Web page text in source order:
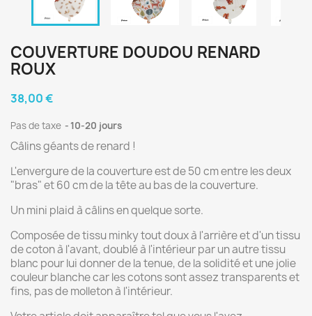
COUVERTURE DOUDOU RENARD
ROUX
38,00 €
Pas de taxe 10-20 jours
Câlins géants de renard !
L'envergure de la couverture est de 50 cm entre les deux
"bras" et 60 cm de la tête au bas de la couverture.
Un mini plaid à câlins en quelque sorte.
Composée de tissu minky tout doux à l'arrière et d'un tissu
de coton à l'avant, doublé à l'intérieur par un autre tissu
blanc pour lui donner de la tenue, de la solidité et une jolie
couleur blanche car les cotons sont assez transparents et
fins, pas de molleton à l'intérieur.